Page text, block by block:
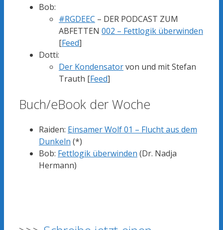
Bob:
#RGDEEC – DER PODCAST ZUM
ABFETTEN 002 – Fettlogik überwinden
[Feed]
Dotti:
Der Kondensatorvon und mit Stefan
Trauth [Feed]
Buch/eBook der Woche
Raiden: Einsamer Wolf 01 – Flucht aus dem
Dunkeln (*)
Bob: Fettlogik überwinden (Dr. Nadja
Hermann)